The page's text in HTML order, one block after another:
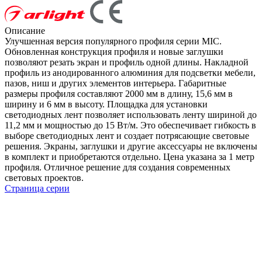
Описание
Улучшенная версия популярного профиля серии MIC.
Обновленная конструкция профиля и новые заглушки
позволяют резать экран и профиль одной длины. Накладной
профиль из анодированного алюминия для подсветки мебели,
пазов, ниш и других элементов интерьера. Габаритные
размеры профиля составляют 2000 мм в длину, 15,6 мм в
ширину и 6 мм в высоту. Площадка для установки
светодиодных лент позволяет использовать ленту шириной до
11,2 мм и мощностью до 15 Вт/м. Это обеспечивает гибкость в
выборе светодиодных лент и создает потрясающие световые
решения. Экраны, заглушки и другие аксессуары не включены
в комплект и приобретаются отдельно. Цена указана за 1 метр
профиля. Отличное решение для создания современных
световых проектов.
Страница серии